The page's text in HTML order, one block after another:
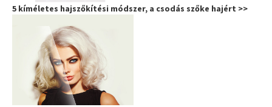
5 kíméletes hajszőkítési módszer, a csodás szőke hajért >>